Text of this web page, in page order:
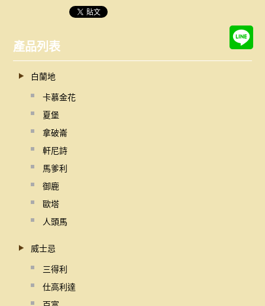
產品列表
白蘭地
卡慕金花
夏堡
拿破崙
軒尼詩
馬爹利
御鹿
歐塔
人頭馬
威士忌
三得利
仕高利達